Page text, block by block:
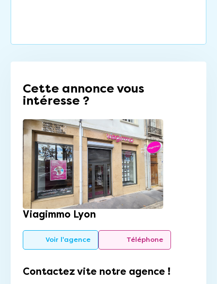
Cette annonce vous
intéresse ?
Viagimmo Lyon
Voir l'agence Téléphone
Contactez vite notre agence !